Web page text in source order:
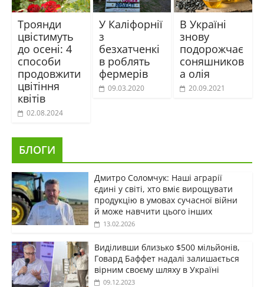
Троянди
цвістимуть
до осені: 4
способи
продовжити
цвітіння
квітів
02.08.2024
У Каліфорнії
з
безхатченкі
в роблять
фермерів
09.03.2020
В Україні
знову
подорожчає
соняшников
а олія
20.09.2021
БЛОГИ
Дмитро Соломчук: Наші аграрії
єдині у світі, хто вміє вирощувати
продукцію в умовах сучасної війни
й може навчити цього інших
13.02.2026
Виділивши близько $500 мільйонів,
Говард Баффет надалі залишається
вірним своєму шляху в Україні
09.12.2023